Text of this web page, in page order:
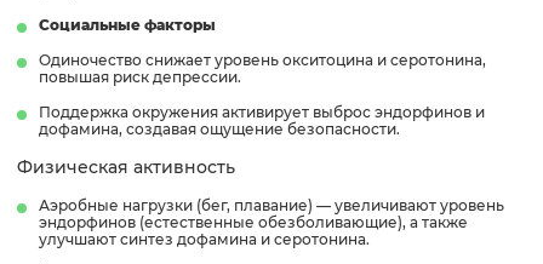
Социальные факторы
Одиночество снижает уровень окситоцина и серотонина,
повышая риск депрессии.
Поддержка окружения активирует выброс эндорфинов и
дофамина, создавая ощущение безопасности.
Физическая активность
Аэробные нагрузки (бег, плавание) — увеличивают уровень
эндорфинов (естественные обезболивающие), а также
улучшают синтез дофамина и серотонина.